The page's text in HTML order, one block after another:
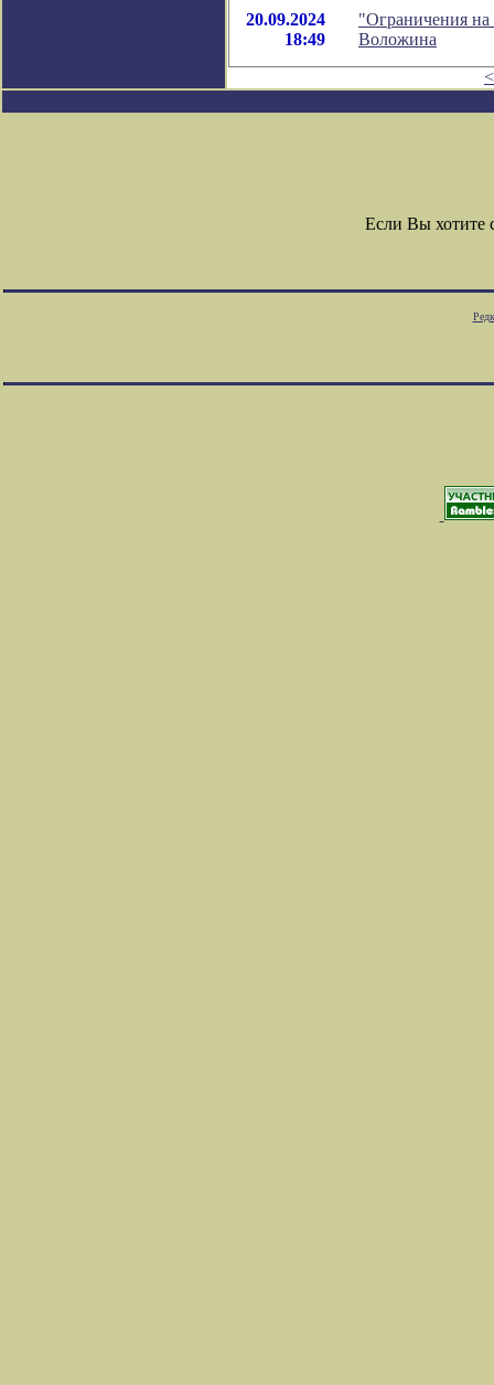
20.09.2024
18:49
"Ограничения
Воложина
Если Вы хотите